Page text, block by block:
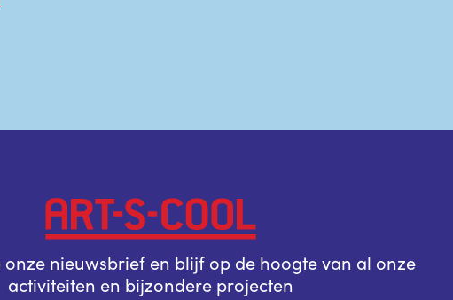
onze nieuwsbrief en blijf op de hoogte van al onze
activiteiten en bijzondere projecten